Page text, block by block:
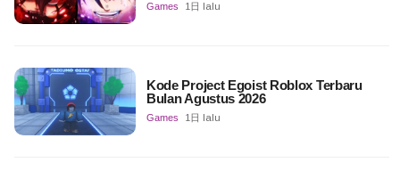
Games 1日 lalu
Kode Project Egoist Roblox Terbaru
Bulan Agustus 2026
Games 1日 lalu